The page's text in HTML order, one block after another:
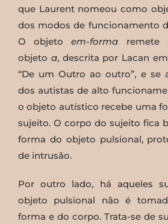
que Laurent nomeou como
dos modos de funcionamento
O objetoem-forma remete
objeto a, descrita por Lacan
“De um Outro ao outro”, e se
dos autistas de alto
o objeto autístico recebe uma
sujeito. O corpo do sujeito fica
forma do objeto pulsional,
de intrusão.
Por outro lado, há aqueles
objeto pulsional não é
forma e do corpo. Trata-se de